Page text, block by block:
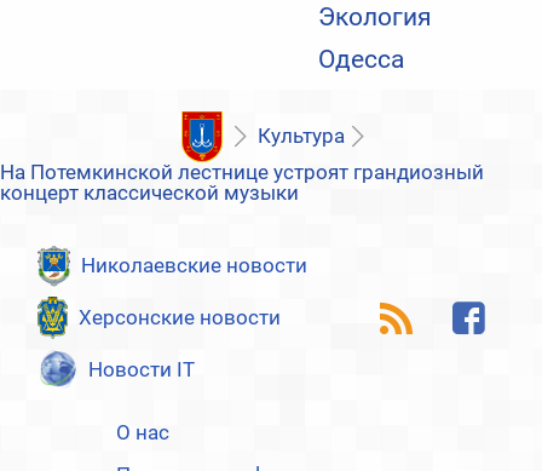
Экология
Одесса
Культура
На Потемкинской лестнице устроят грандиозный
концерт классической музыки
Николаевские новости
Херсонские новости
Новости IT
О нас